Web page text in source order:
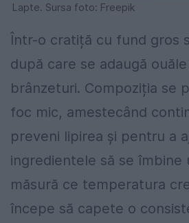
Lapte. Sursa foto: Freepik
Într-o cratiță cu fund gros
după care se adaugă
brânzeturi. Compoziția se
foc mic, amestecând
preveni lipirea și pentru a
ingredientele să se îmbine
măsură ce temperatura
începe să capete o